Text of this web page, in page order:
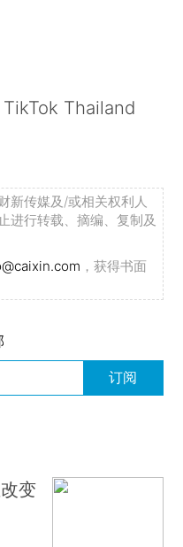
Thailand
新传媒及/或相关权利人
进行转载、摘编、复制及
，获得书面
订阅
变